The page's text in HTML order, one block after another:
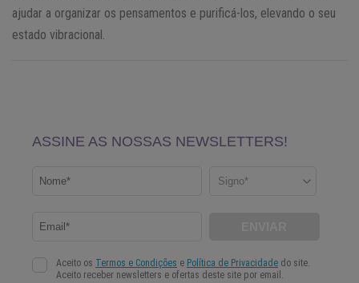
ajudar a organizar os pensamentos e purificá-los, elevando o seu
estado vibracional.